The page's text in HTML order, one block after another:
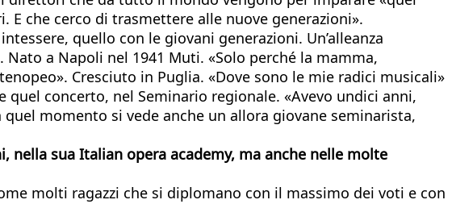
che cerco di trasmettere alle nuove generazioni».
quello con le giovani generazioni. Un’alleanza
a Napoli nel 1941 Muti. «Solo perché la mamma,
Cresciuto in Puglia. «Dove sono le mie radici musicali»
concerto, nel Seminario regionale. «Avevo undici anni,
momento si vede anche un allora giovane seminarista,
sua Italian opera academy, ma anche nelle molte
molti ragazzi che si diplomano con il massimo dei voti e con